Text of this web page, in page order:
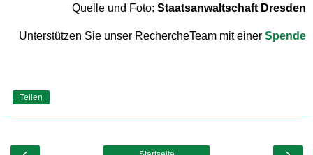
Quelle und Foto: Staatsanwaltschaft Dresden
Unterstützen Sie unser RechercheTeam mit einer Spende
Teilen